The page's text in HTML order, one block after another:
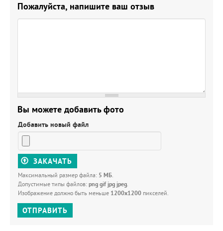
Пожалуйста, напишите ваш отзыв
Вы можете добавить фото
Добавить новый файл
ЗАКАЧАТЬ
Максимальный размер файла: 5 МБ.
Допустимые типы файлов: png gif jpg jpeg.
Изображение должно быть меньше 1200x1200 пикселей.
ОТПРАВИТЬ